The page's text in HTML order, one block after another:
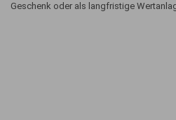
Geschenk oder als langfristige